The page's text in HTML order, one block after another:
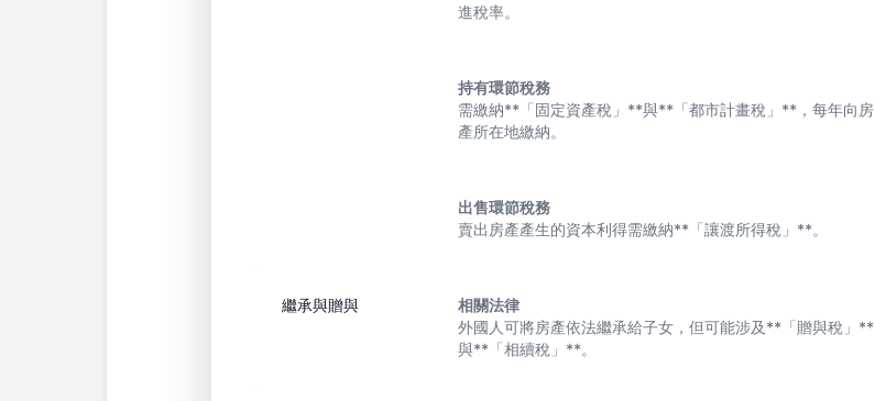
進稅率。
持有環節稅務
需繳納**「固定資產稅」**與**「都市計畫稅」**，每年向房
產所在地繳納。
出售環節稅務
賣出房產產生的資本利得需繳納**「讓渡所得稅」**。
繼承與贈與
相關法律
外國人可將房產依法繼承給子女，但可能涉及**「贈與稅」**
與**「相續稅」**。